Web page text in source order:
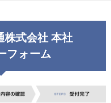
株式会社 本社
フォーム